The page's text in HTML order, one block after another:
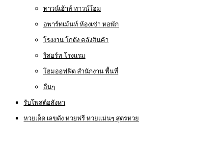
ทาวน์เฮ้าส์ ทาวน์โฮม
อพาร์ทเม้นท์ ห้องเช่า หอพัก
โรงงาน โกดัง คลังสินค้า
รีสอร์ท โรงแรม
โฮมออฟฟิต สำนักงาน พื้นที่
อื่นๆ
รับโพสต์อสังหา
หวยเด็ด เลขดัง หวยฟรี หวยแม่นๆ สูตรหวย